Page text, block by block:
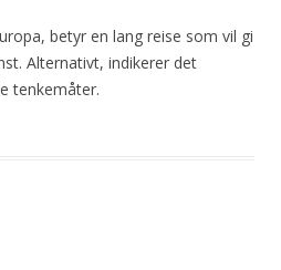
betyr en lang reise som vil gi
Alternativt, indikerer det
tenkemåter.